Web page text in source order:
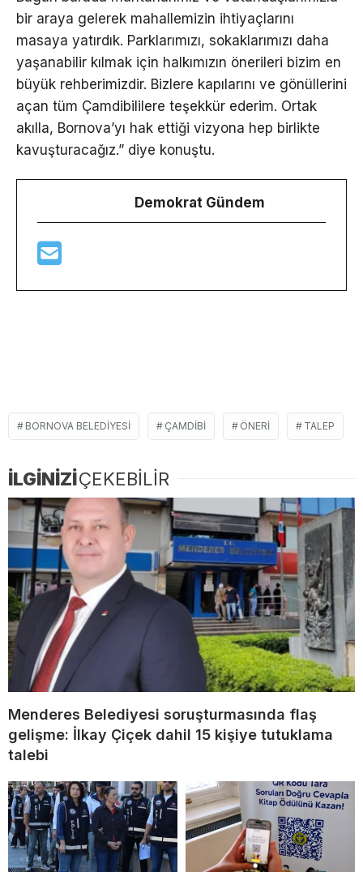
bir araya gelerek mahallemizin ihtiyaçlarını
masaya yatırdık. Parklarımızı, sokaklarımızı daha
yaşanabilir kılmak için halkımızın önerileri bizim en
büyük rehberimizdir. Bizlere kapılarını ve gönüllerini
açan tüm Çamdibililere teşekkür ederim. Ortak
akılla, Bornova’yı hak ettiği vizyona hep birlikte
kavuşturacağız.” diye konuştu.
Demokrat Gündem
BORNOVA BELEDIYESI ÇAMDIBI ÖNERI TALEP
İLGİNİZİÇEKEBİLİR
Menderes Belediyesi soruşturmasında flaş
gelişme: İlkay Çiçek dahil 15 kişiye tutuklama
talebi